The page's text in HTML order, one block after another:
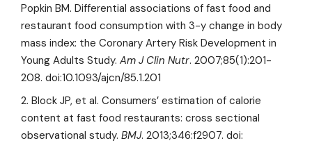
Popkin BM. Differential associations of fast food and
restaurant food consumption with 3-y change in body
mass index: the Coronary Artery Risk Development in
Young Adults Study. Am J Clin Nutr. 2007;85(1):201-
208. doi:10.1093/ajcn/85.1.201
Block JP, et al. Consumers’ estimation of calorie
content at fast food restaurants: cross sectional
observational study. BMJ. 2013;346:f2907. doi: